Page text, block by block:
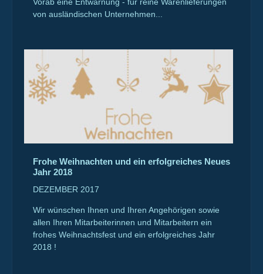
von ausländischen Unternehmen...
Frohe Weihnachten und ein erfolgreiches Neues
Jahr 2018
DEZEMBER 2017
Wir wünschen Ihnen und Ihren Angehörigen sowie
allen Ihren Mitarbeiterinnen und Mitarbeitern ein
frohes Weihnachtsfest und ein erfolgreiches Jahr
2018 !